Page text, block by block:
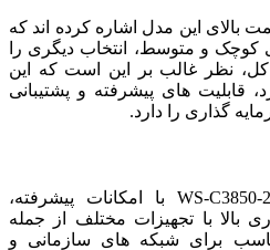
بالای این مدل اشاره کرده اند که
و متوسط، انتخاب دیگری را
نظر غالب بر این است که این
قابلیت های پیشرفته و پشتیبانی
گذاری را دارد.
سوئیچ سیسکو مدل WS-C3850-24XS-E با امکانات پیشرفته،
بالا با تجهیزات مختلف از جمله
برای شبکه های سازمانی و